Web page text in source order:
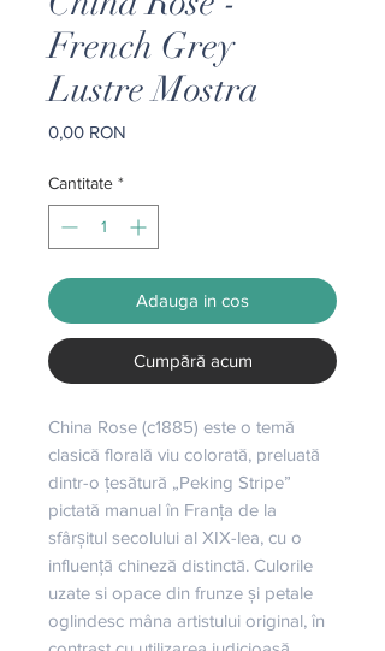
French Grey
Lustre Mostra
0,00 RON
Cantitate *
Adauga in cos
Cumpără acum
China Rose (c1885) este o temă
clasică florală viu colorată, preluată
dintr-o țesătură „Peking Stripe”
pictată manual în Franța de la
sfârșitul secolului al XIX-lea, cu o
influență chineză distinctă. Culorile
uzate si opace din frunze și petale
oglindesc mâna artistului original, în